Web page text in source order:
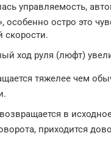
управляемость,
особенно остро это
скорости.
ход руля (люфт)
тяжелее чем
в
приходится